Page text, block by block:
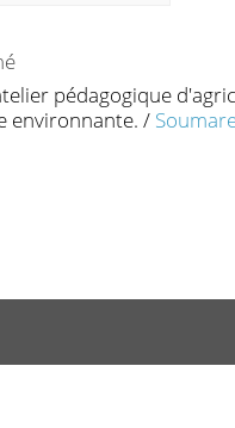
pédagogique
environnante. /